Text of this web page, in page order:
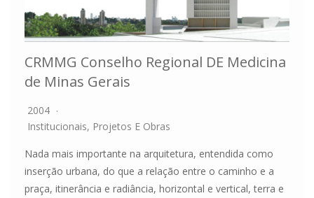
CRMMG Conselho Regional DE Medicina
de Minas Gerais
2004
Institucionais, Projetos E Obras
Nada mais importante na arquitetura, entendida como
inserção urbana, do que a relação entre o caminho e a
praça, itinerância e radiância, horizontal e vertical, terra e